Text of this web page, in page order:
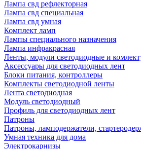
Лампа свд рефлекторная
Лампа свд специальная
Лампа свд умная
Комплект ламп
Лампы специального назначения
Лампа инфракрасная
Ленты, модули светодиодные и
Аксессуары для светодиодных лент
Блоки питания, контроллеры
Комплекты светодиодной ленты
Лента светодиодная
Модуль светодиодный
Профиль для светодиодных лент
Патроны
Патроны, ламподержатели,
Умная техника для дома
Электрокарнизы